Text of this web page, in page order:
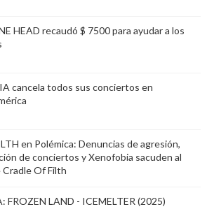
HEAD recaudó $ 7500 para ayudar a los
cancela todos sus conciertos en
en Polémica: Denuncias de agresión,
de conciertos y Xenofobia sacuden al
Cradle Of Filth
FROZEN LAND - ICEMELTER (2025)